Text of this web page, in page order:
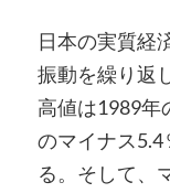
日本の実質経
振動を繰り返
高値は1989年
のマイナス
る。そして、